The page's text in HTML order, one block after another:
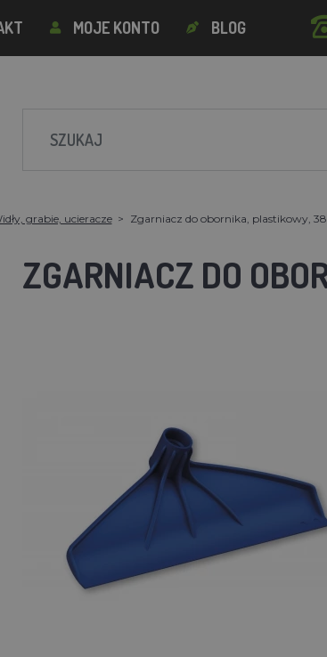
MOJE KONTO BLOG
grabie, ucieracze Zgarniacz do obornika, plastikowy,
ZGARNIACZ DO